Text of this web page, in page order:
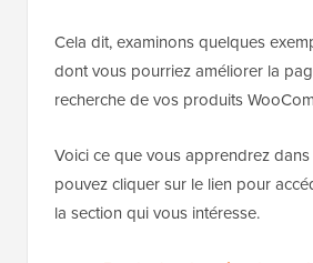
Cela dit, examinons quelques
dont vous pourriez améliorer la
recherche de vos produits
Voici ce que vous apprendrez
pouvez cliquer sur le lien pour
la section qui vous intéresse.